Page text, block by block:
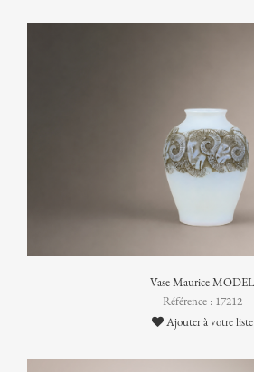
Vase Maurice MODEL
Référence : 17212
Ajouter à votre liste